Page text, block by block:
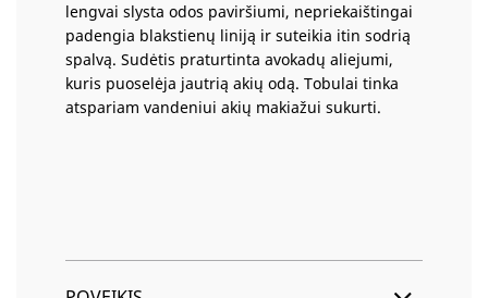
lengvai slysta odos paviršiumi, nepriekaištingai
padengia blakstienų liniją ir suteikia itin sodrią
spalvą. Sudėtis praturtinta avokadų aliejumi,
kuris puoselėja jautrią akių odą. Tobulai tinka
atspariam vandeniui akių makiažui sukurti.